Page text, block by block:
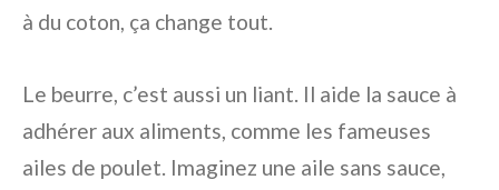
à du coton, ça change tout.
Le beurre, c’est aussi un liant. Il aide la sauce à
adhérer aux aliments, comme les fameuses
ailes de poulet. Imaginez une aile sans sauce,